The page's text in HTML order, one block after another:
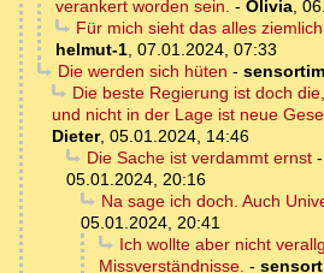
verankert worden sein. - Olivia,
Für mich sieht das alles
helmut-1, 07.01.2024, 07:33
Die werden sich hüten -
Die beste Regierung ist doch
und nicht in der Lage ist neue
Dieter, 05.01.2024, 14:46
Die Sache ist verdammt ernst-
05.01.2024, 20:16
Na sage ich doch. Auch
05.01.2024, 20:41
Ich wollte aber nicht
Missverständnisse. -